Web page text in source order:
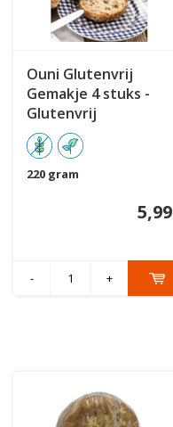
Ouni Glutenvrij
Gemakje 4 stuks -
Glutenvrij
220 gram
5,99
- +